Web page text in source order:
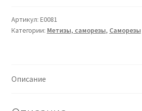
Оплата и доставка
Оформление заказа
Артикул: Е0081
Категории: Метизы, саморезы, Саморезы
Описание